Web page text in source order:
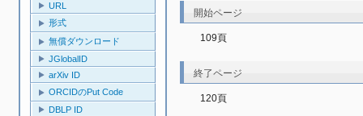
URL
形式
無償ダウンロード
JGlobalID
arXiv ID
ORCIDのPut Code
DBLP ID
開始ページ
109頁
終了ページ
120頁